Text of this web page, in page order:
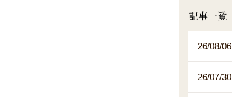
記事一覧
26/08/06
26/07/30